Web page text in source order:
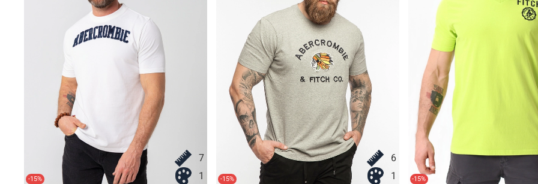
-15%
7
1
-15%
6
1
-15%